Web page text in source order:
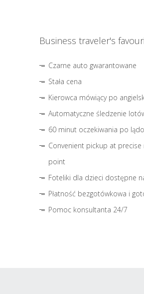
Business traveler's
Czarne auto gwarantowane
Stała cena
Kierowca mówiący po
Automatyczne śledzenie
60 minut oczekiwania po
Convenient pickup at precise
point
Foteliki dla dzieci dostępne
Płatność bezgotówkowa i
Pomoc konsultanta 24/7